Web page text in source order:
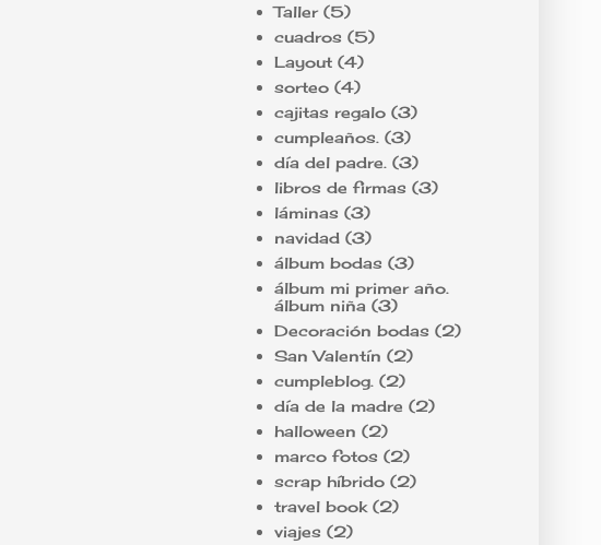
Taller (5)
cuadros (5)
Layout (4)
sorteo (4)
cajitas regalo (3)
cumpleaños. (3)
día del padre. (3)
libros de firmas (3)
láminas (3)
navidad (3)
álbum bodas (3)
álbum mi primer año.
álbum niña (3)
Decoración bodas (2)
San Valentín (2)
cumpleblog. (2)
día de la madre (2)
halloween (2)
marco fotos (2)
scrap híbrido (2)
travel book (2)
viajes (2)